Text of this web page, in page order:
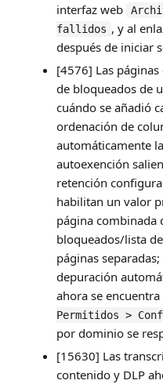
interfaz web
fallidos , y al
después de iniciar
[4576] Las
de bloqueados de
cuándo se añadió
ordenación de
automáticamente
autoexención
retención
habilitan un valor
página combinada
bloqueados/lista
páginas
depuración
ahora se encuentra
Permitidos >
por dominio se
[15630] Las
contenido y DLP